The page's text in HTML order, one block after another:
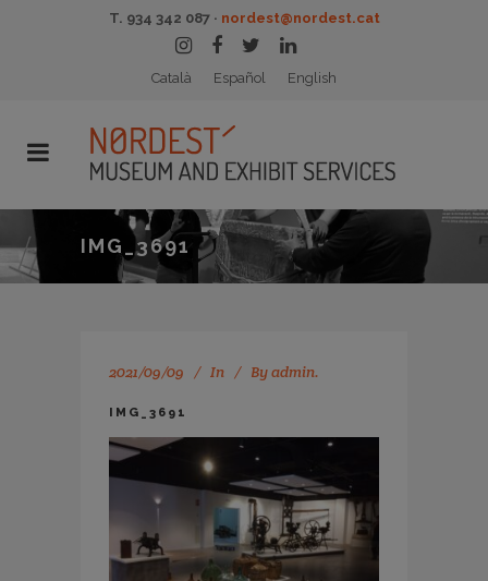
T. 934 342 087 · nordest@nordest.cat
Català Español English
IMG_3691
2021/09/09 In Byadmin.
IMG_3691